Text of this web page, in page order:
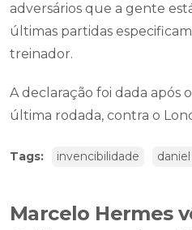
adversários que a gente
últimas partidas
treinador.
A declaração foi dada após
última rodada, contra o
Tags: invencibilidade
Marcelo Hermes